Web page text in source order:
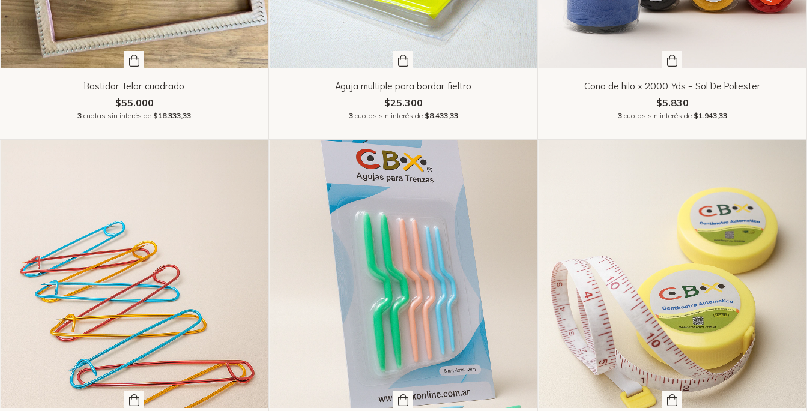
Bastidor Telar cuadrado
$55.000
3 cuotas sin interés de $18.333,33
Aguja multiple para bordar fieltro
$25.300
3 cuotas sin interés de $8.433,33
Cono de hilo x 2000 Yds - Sol De Poliester
$5.830
3 cuotas sin interés de $1.943,33